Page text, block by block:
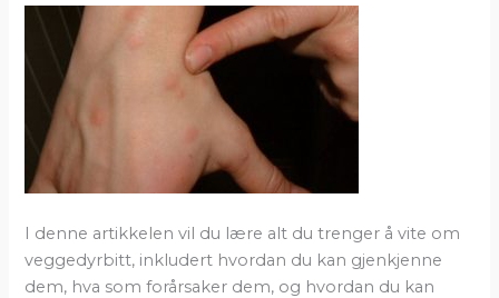
I denne artikkelen vil du lære alt du trenger å vite om
veggedyrbitt, inkludert hvordan du kan gjenkjenne
dem, hva som forårsaker dem, og hvordan du kan